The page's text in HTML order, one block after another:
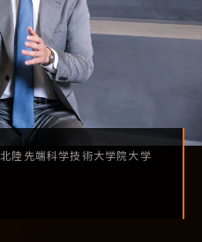
北陸先端科学技術大学院大学